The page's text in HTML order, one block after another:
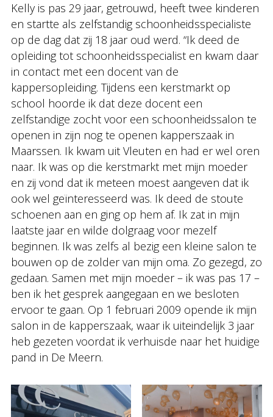
Kelly is pas 29 jaar, getrouwd, heeft twee kinderen
en startte als zelfstandig schoonheidsspecialiste
op de dag dat zij 18 jaar oud werd. “Ik deed de
opleiding tot schoonheidsspecialist en kwam daar
in contact met een docent van de
kappersopleiding. Tijdens een kerstmarkt op
school hoorde ik dat deze docent een
zelfstandige zocht voor een schoonheidssalon te
openen in zijn nog te openen kapperszaak in
Maarssen. Ik kwam uit Vleuten en had er wel oren
naar. Ik was op die kerstmarkt met mijn moeder
en zij vond dat ik meteen moest aangeven dat ik
ook wel geïnteresseerd was. Ik deed de stoute
schoenen aan en ging op hem af. Ik zat in mijn
laatste jaar en wilde dolgraag voor mezelf
beginnen. Ik was zelfs al bezig een kleine salon te
bouwen op de zolder van mijn oma. Zo gezegd, zo
gedaan. Samen met mijn moeder – ik was pas 17 –
ben ik het gesprek aangegaan en we besloten
ervoor te gaan. Op 1 februari 2009 opende ik mijn
salon in de kapperszaak, waar ik uiteindelijk 3 jaar
heb gezeten voordat ik verhuisde naar het huidige
pand in De Meern.